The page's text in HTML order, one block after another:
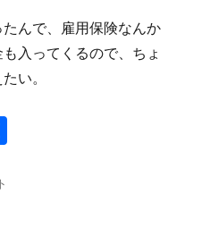
んで、雇用保険なんか
入ってくるので、ちょ
い。